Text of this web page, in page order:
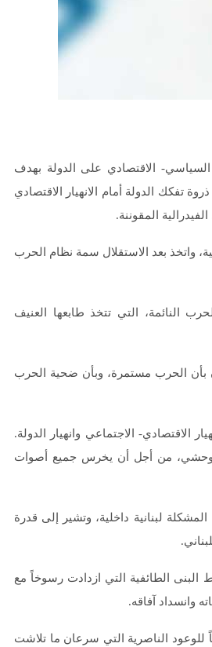
الاقتصادي على الدولة بهدف
تفكك الدولة أمام الانهيار الاقتصادي
المقوننة.
واتخذ بعد الاستقلال سمة نظام الحرب
النائمة، التي تتخذ طابعها العنيف
بأن الحرب مستمرة، وبأن ضحية الحرب
الاقتصادي- الاجتماعي وانهيار الدولة.
وحشي، من أجل أن يخرس جميع أصوات
لبنانية داخلية، وتشير إلى قدرة
البنى الطائفية التي ازدادت رسوخاً مع
وانسداد آفاقه.
للوعود الناصرية التي سرعان ما تلاشت